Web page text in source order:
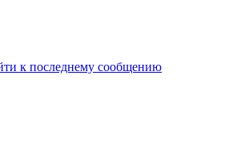
к последнему сообщению